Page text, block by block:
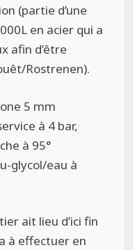
(partie d’une
en acier qui a
afin d’être
Rostrenen).
5 mm
à 4 bar,
à 95°
glycol/eau à
ait lieu d’ici fin
à effectuer en